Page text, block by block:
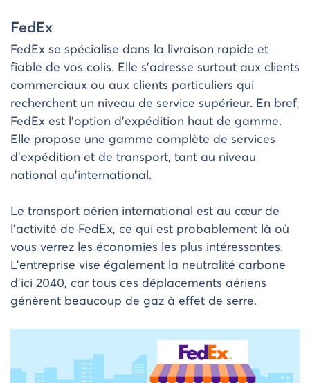
FedEx
FedEx se spécialise dans la livraison rapide et
fiable de vos colis. Elle s’adresse surtout aux clients
commerciaux ou aux clients particuliers qui
recherchent un niveau de service supérieur. En bref,
FedEx est l’option d’expédition haut de gamme.
Elle propose une gamme complète de services
d’expédition et de transport, tant au niveau
national qu’international.
Le transport aérien international est au cœur de
l’activité de FedEx, ce qui est probablement là où
vous verrez les économies les plus intéressantes.
L’entreprise vise également la neutralité carbone
d’ici 2040, car tous ces déplacements aériens
génèrent beaucoup de gaz à effet de serre.